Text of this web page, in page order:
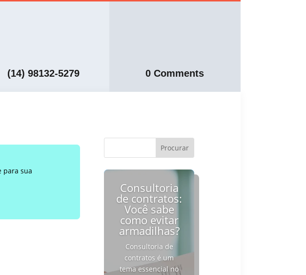
(14) 98132-5279 0 Comments
para sua
Consultoria
de contratos:
Você sabe
como evitar
armadilhas?
Consultoria de
contratos é um
tema essencial no